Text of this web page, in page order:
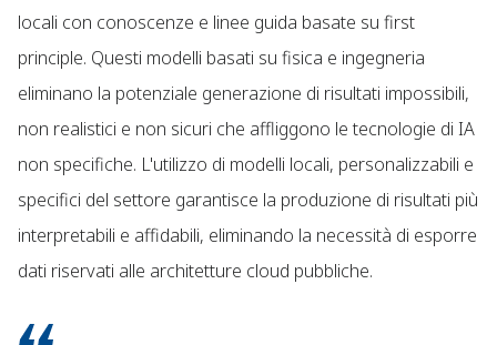
locali con conoscenze e linee guida basate su first
principle. Questi modelli basati su fisica e ingegneria
eliminano la potenziale generazione di risultati impossibili,
non realistici e non sicuri che affliggono le tecnologie di IA
non specifiche. L'utilizzo di modelli locali, personalizzabili e
specifici del settore garantisce la produzione di risultati più
interpretabili e affidabili, eliminando la necessità di esporre
dati riservati alle architetture cloud pubbliche.